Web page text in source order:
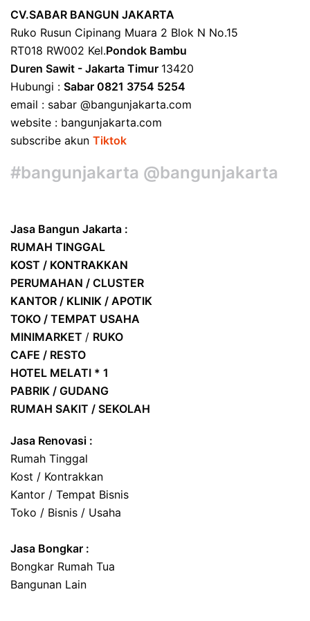
CV.SABAR BANGUN JAKARTA
Ruko Rusun Cipinang Muara 2 Blok N No.15
RT018 RW002 Kel.Pondok Bambu
Duren Sawit - Jakarta Timur 13420
Hubungi : Sabar 0821 3754 5254
email : sabar @bangunjakarta.com
website : bangunjakarta.com
subscribe akun Tiktok
#bangunjakarta @bangunjakarta
Jasa Bangun Jakarta :
RUMAH TINGGAL
KOST / KONTRAKKAN
PERUMAHAN / CLUSTER
KANTOR / KLINIK / APOTIK
TOKO / TEMPAT USAHA
MINIMARKET / RUKO
CAFE / RESTO
HOTEL MELATI * 1
PABRIK / GUDANG
RUMAH SAKIT / SEKOLAH
Jasa Renovasi :
Rumah Tinggal
Kost / Kontrakkan
Kantor / Tempat Bisnis
Toko / Bisnis / Usaha
Jasa Bongkar :
Bongkar Rumah Tua
Bangunan Lain